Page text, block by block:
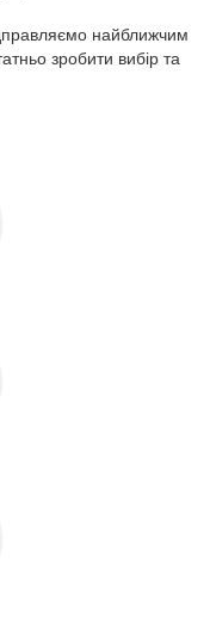
найближчим
зробити вибір та